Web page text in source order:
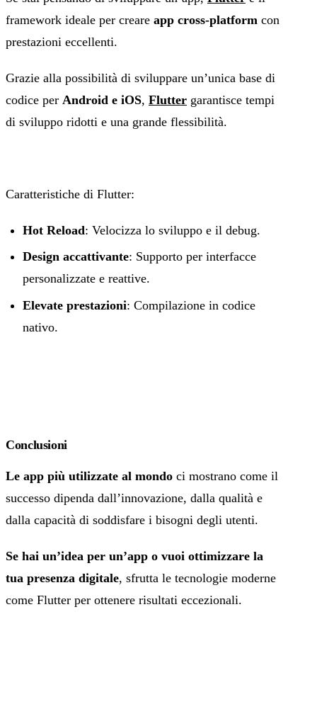
framework ideale per creare app cross-platform con
prestazioni eccellenti.
Grazie alla possibilità di sviluppare un’unica base di
codice per Android e iOS, Flutter garantisce tempi
di sviluppo ridotti e una grande flessibilità.
Caratteristiche di Flutter:
Hot Reload: Velocizza lo sviluppo e il debug.
Design accattivante: Supporto per interfacce
personalizzate e reattive.
Elevate prestazioni: Compilazione in codice
nativo.
Conclusioni
Le app più utilizzate al mondo ci mostrano come il
successo dipenda dall’innovazione, dalla qualità e
dalla capacità di soddisfare i bisogni degli utenti.
Se hai un’idea per un’app o vuoi ottimizzare la
tua presenza digitale, sfrutta le tecnologie moderne
come Flutter per ottenere risultati eccezionali.